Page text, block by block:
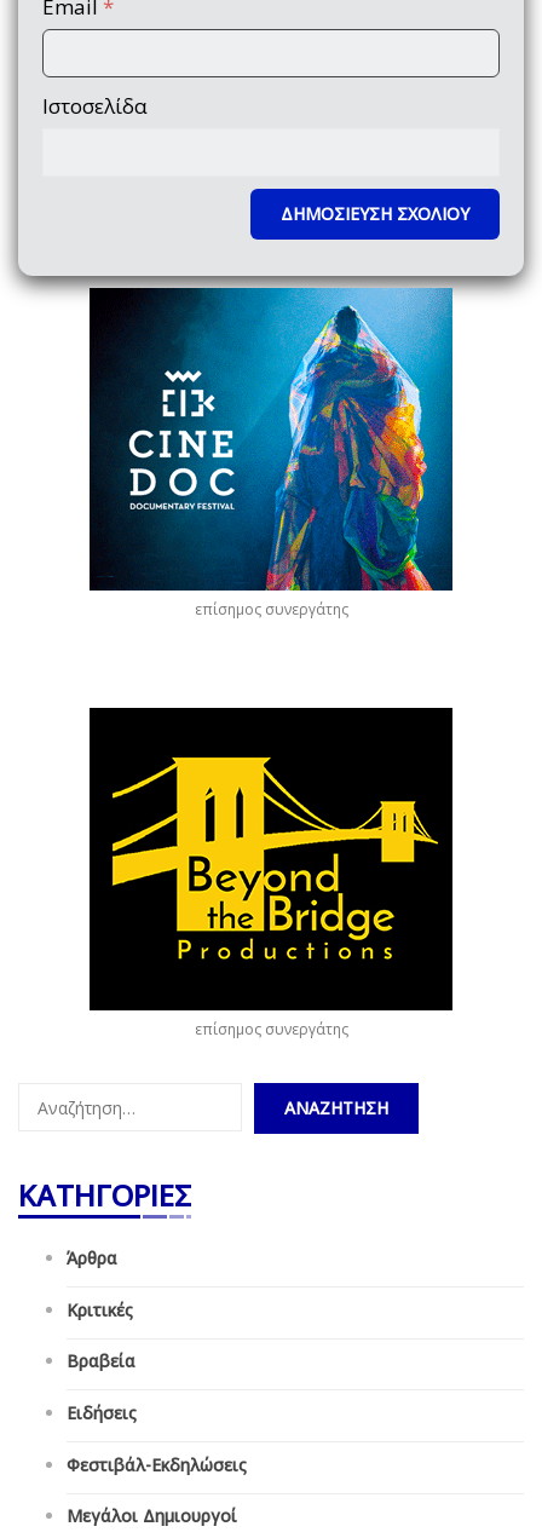
Email *
Ιστοσελίδα
επίσημος συνεργάτης
επίσημος συνεργάτης
Αναζήτηση
ΚΑΤΗΓΟΡΙΕΣ
Άρθρα
Κριτικές
Βραβεία
Ειδήσεις
Φεστιβάλ-Εκδηλώσεις
Μεγάλοι Δημιουργοί